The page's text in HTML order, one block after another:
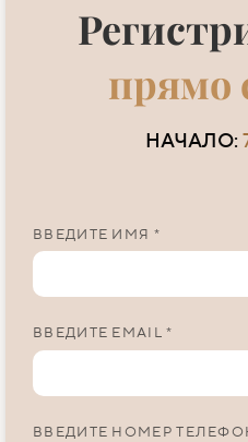
прямо
НАЧАЛО:
ВВЕДИТЕ ИМЯ *
ВВЕДИТЕ EMAIL *
ВВЕДИТЕ НОМЕР